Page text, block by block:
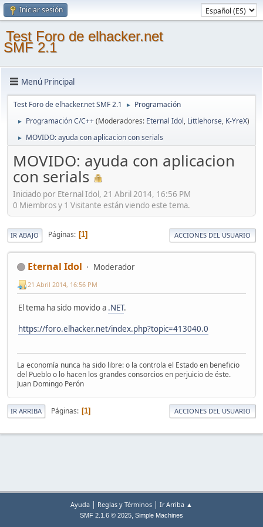
Iniciar sesión
Test Foro de elhacker.net
SMF 2.1
Menú Principal
Test Foro de elhacker.net SMF 2.1 ► Programación
► Programación C/C++(Moderadores: Eternal Idol, Littlehorse, K-YreX)
► MOVIDO: ayuda con aplicacion con serials
MOVIDO: ayuda con aplicacion
con serials
Iniciado por Eternal Idol, 21 Abril 2014, 16:56 PM
0 Miembros y 1 Visitante están viendo este tema.
IR ABAJO Páginas 1 ACCIONES DEL USUARIO
Eternal Idol Moderador
21 Abril 2014, 16:56 PM
El tema ha sido movido a .NET.
https://foro.elhacker.net/index.php?topic=413040.0
La economía nunca ha sido libre: o la controla el Estado en beneficio
del Pueblo o lo hacen los grandes consorcios en perjuicio de éste.
Juan Domingo Perón
IR ARRIBA Páginas 1 ACCIONES DEL USUARIO
Ayuda | Reglas y Términos | Ir Arriba ▲
SMF 2.1.6 © 2025, Simple Machines